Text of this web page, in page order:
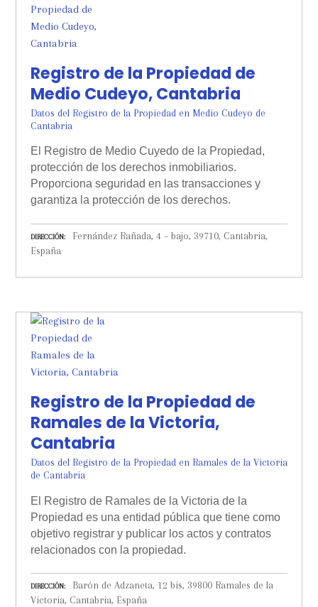
Registro de la Propiedad de
Medio Cudeyo, Cantabria
Datos del Registro de la Propiedad en Medio Cudeyo de
Cantabria
El Registro de Medio Cuyedo de la Propiedad,
protección de los derechos inmobiliarios.
Proporciona seguridad en las transacciones y
garantiza la protección de los derechos.
DIRECCIÓN
Fernández Rañada, 4 – bajo, 39710, Cantabria,
España
Registro de la Propiedad de
Ramales de la Victoria,
Cantabria
Datos del Registro de la Propiedad en Ramales de la Victoria
de Cantabria
El Registro de Ramales de la Victoria de la
Propiedad es una entidad pública que tiene como
objetivo registrar y publicar los actos y contratos
relacionados con la propiedad.
DIRECCIÓN
Barón de Adzaneta, 12 bis, 39800 Ramales de la
Victoria, Cantabria, España